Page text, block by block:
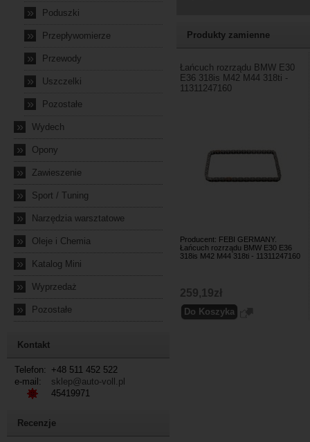
» Poduszki
» Przepływomierze
» Przewody
» Uszczelki
» Pozostałe
» Wydech
» Opony
» Zawieszenie
» Sport / Tuning
» Narzędzia warsztatowe
» Oleje i Chemia
» Katalog Mini
» Wyprzedaż
» Pozostałe
Kontakt
Telefon:
+48 511 452 522
e-mail:
sklep@auto-voll.pl
45419971
Recenzje
Produkty zamienne
Łańcuch rozrządu BMW E30
E36 318is M42 M44 318ti -
11311247160
Producent: FEBI GERMANY.
Łańcuch rozrządu BMW E30 E36
318is M42 M44 318ti - 11311247160
259,19zł